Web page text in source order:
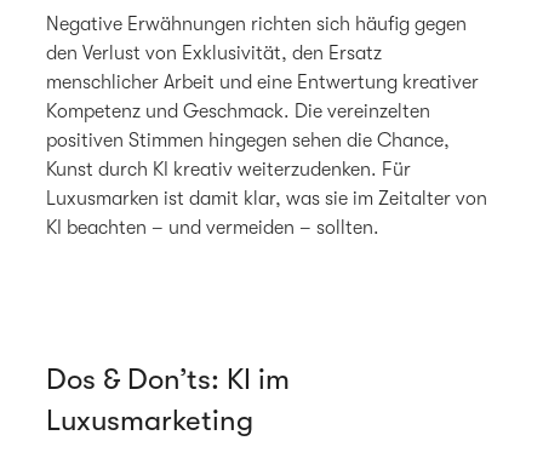
Negative Erwähnungen richten sich häufig gegen
den Verlust von Exklusivität, den Ersatz
menschlicher Arbeit und eine Entwertung kreativer
Kompetenz und Geschmack. Die vereinzelten
positiven Stimmen hingegen sehen die Chance,
Kunst durch KI kreativ weiterzudenken. Für
Luxusmarken ist damit klar, was sie im Zeitalter von
KI beachten – und vermeiden – sollten.
Dos & Don’ts: KI im
Luxusmarketing